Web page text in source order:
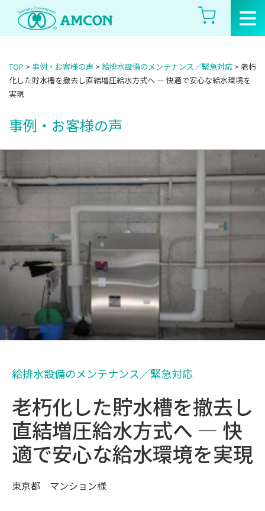
Skip
the
TOP > 事例・お客様の声 > 給排水設備のメンテナンス／緊急対応 > 老朽
化した貯水槽を撤去し直結増圧給水方式へ ― 快適で安心な給水環境を
実現
事例・お客様の声
給排水設備のメンテナンス／緊急対応
老朽化した貯水槽を撤去し
直結増圧給水方式へ ― 快
適で安心な給水環境を実現
東京都 マンション様